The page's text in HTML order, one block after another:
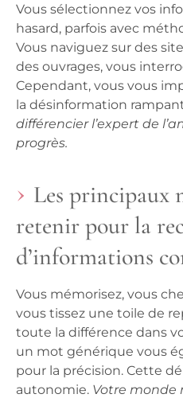
Vous sélectionnez vos
hasard, parfois avec
Vous naviguez sur des
des ouvrages, vous
Cependant, vous vous
la désinformation
différencier l’expert de
progrès.
Les principaux
retenir pour la
d’informations
Vous mémorisez, vous
vous tissez une toile de
toute la différence dans
un mot générique vous
pour la précision. Cette
autonomie. Votre monde